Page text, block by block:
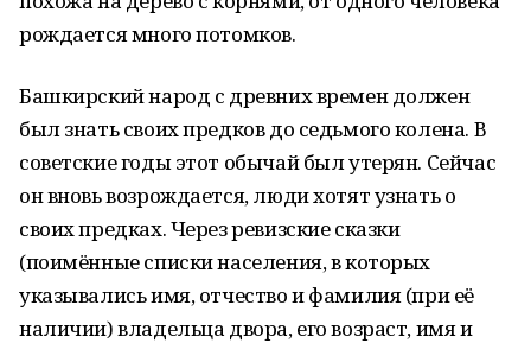
рождается много потомков.
Башкирский народ с древних времен должен
был знать своих предков до седьмого колена. В
советские годы этот обычай был утерян. Сейчас
он вновь возрождается, люди хотят узнать о
своих предках. Через ревизские сказки
(поимённые списки населения, в которых
указывались имя, отчество и фамилия (при её
наличии) владельца двора, его возраст, имя и